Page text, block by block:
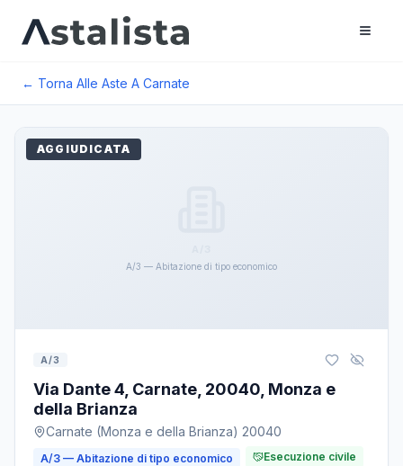
← Torna Alle Aste A Carnate
A/3 — Abitazione di tipo economico
AGGIUDICATA
A/3
Via Dante 4, Carnate, 20040, Monza e
della Brianza
Carnate (Monza e della Brianza) 20040
A/3 — Abitazione di tipo economico Esecuzione civile